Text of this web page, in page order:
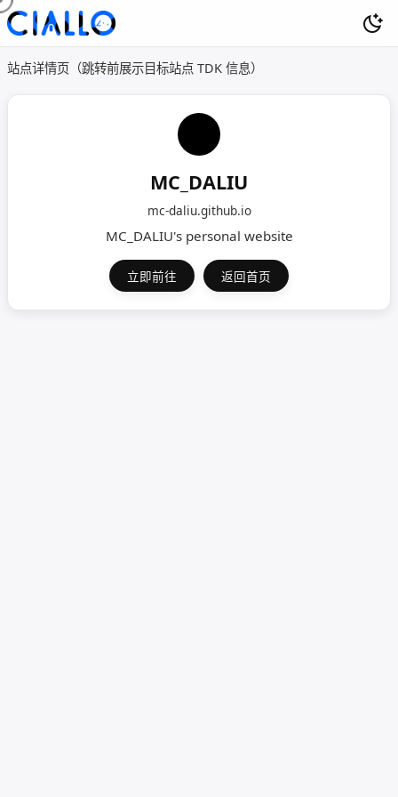
站点详情页（跳转前展示目标站点 TDK 信息）
MC_DALIU
mc-daliu.github.io
MC_DALIU's personal website
立即前往 返回首页